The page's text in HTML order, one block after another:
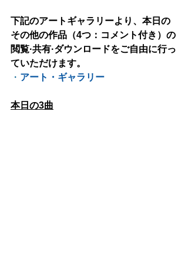
下記のアートギャラリーより、本日の
その他の作品（4つ：コメント付き）の
閲覧·共有·ダウンロードをご自由に行っ
ていただけます。
・ アート・ギャラリー
本日の3曲